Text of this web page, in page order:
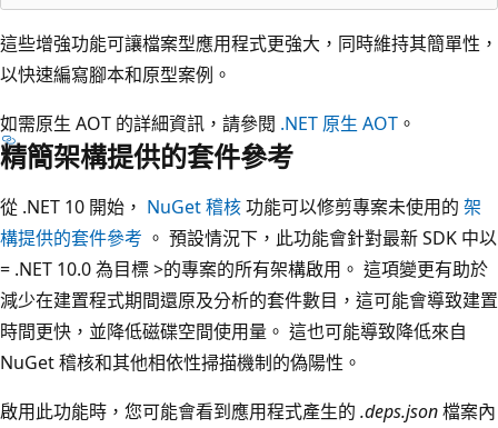
這些增強功能可讓檔案型應用程式更強大，同時維持其簡單性，
以快速編寫腳本和原型案例。
如需原生 AOT 的詳細資訊，請參閱 .NET 原生 AOT 。
精簡架構提供的套件參考
從 .NET 10 開始， NuGet 稽核功能可以修剪專案未使用的 架
構提供的套件參考 。 預設情況下，此功能會針對最新 SDK 中以
= .NET 10.0 為目標 >的專案的所有架構啟用。 這項變更有助於
減少在建置程式期間還原及分析的套件數目，這可能會導致建置
時間更快，並降低磁碟空間使用量。 這也可能導致降低來自
NuGet 稽核和其他相依性掃描機制的偽陽性。
啟用此功能時，您可能會看到應用程式產生的 .deps.json檔案內